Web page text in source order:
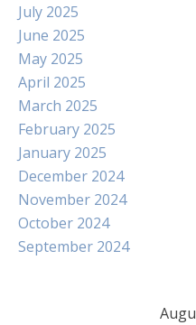
July 2025
June 2025
May 2025
April 2025
March 2025
February 2025
January 2025
December 2024
November 2024
October 2024
September 2024